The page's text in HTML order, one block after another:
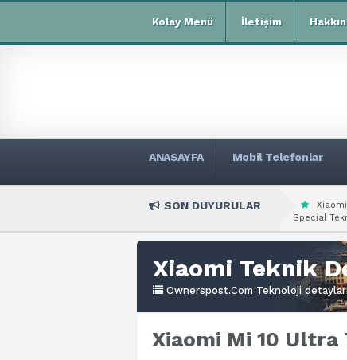
Kolay Menü İletişim
ANASAYFA Mobil Telefonlar
SON DUYURULAR
Special
Xiaomi Teknik
Ownerspost.Com Teknoloji
Xiaomi Mi 10